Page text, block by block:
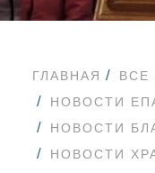
ГЛАВНАЯ
ВСЕ
НОВОСТИ
НОВОСТИ
НОВОСТИ